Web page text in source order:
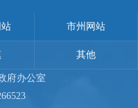
市州网站
其他
府办公室